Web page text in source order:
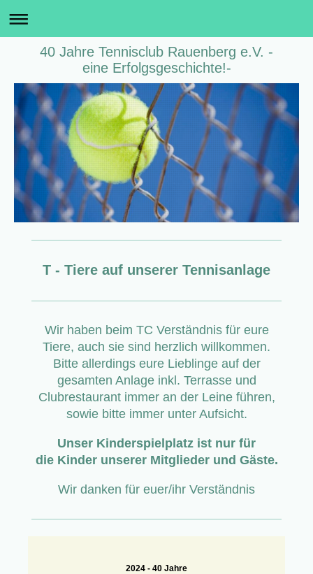
40 Jahre Tennisclub Rauenberg e.V. -
eine Erfolgsgeschichte!-
T - Tiere auf unserer Tennisanlage
Wir haben beim TC Verständnis für eure
Tiere, auch sie sind herzlich willkommen.
Bitte allerdings eure Lieblinge auf der
gesamten Anlage inkl. Terrasse und
Clubrestaurant immer an der Leine führen,
sowie bitte immer unter Aufsicht.
Unser Kinderspielplatz ist nur für
die Kinder unserer Mitglieder und Gäste.
Wir danken für euer/ihr Verständnis
2024 - 40 Jahre